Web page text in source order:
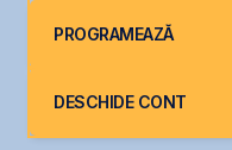
PROGRAMEAZĂ
DESCHIDE CONT